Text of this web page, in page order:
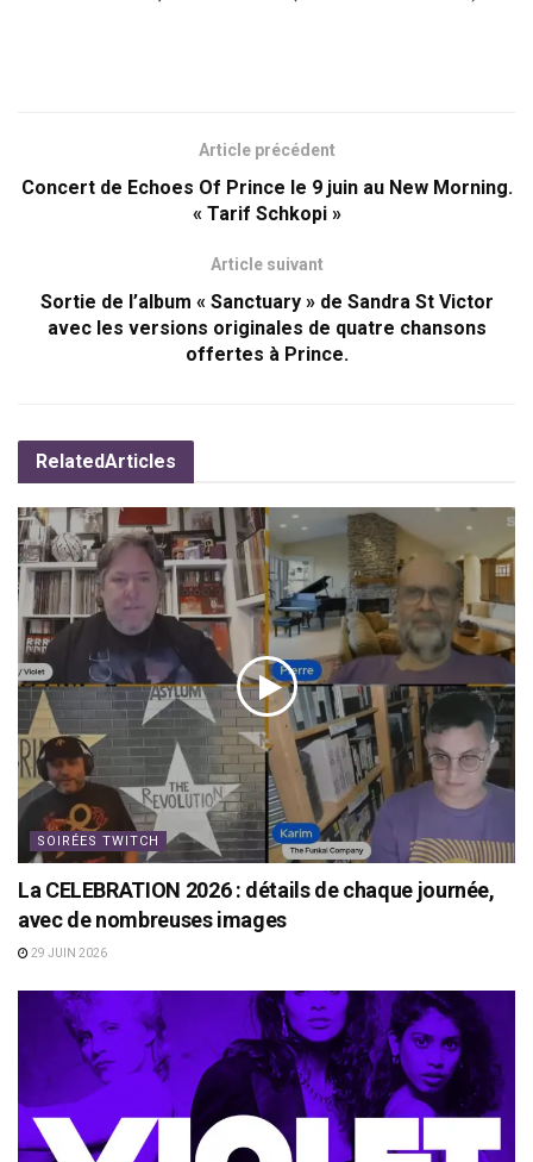
Article précédent
Concert de Echoes Of Prince le 9 juin au New Morning.
« Tarif Schkopi »
Article suivant
Sortie de l’album « Sanctuary » de Sandra St Victor
avec les versions originales de quatre chansons
offertes à Prince.
RelatedArticles
SOIRÉES TWITCH
La CELEBRATION 2026 : détails de chaque journée,
avec de nombreuses images
29 JUIN 2026